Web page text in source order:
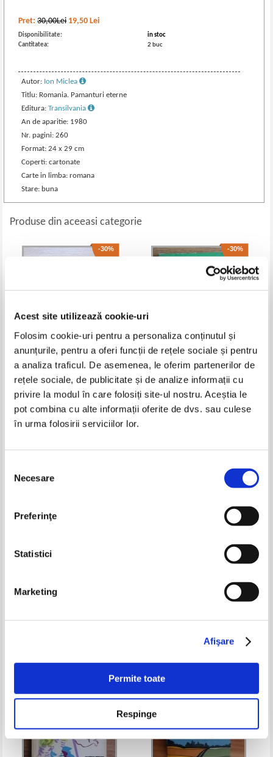
Acest site utilizează cookie-uri
Folosim cookie-uri pentru a personaliza conținutul și
anunțurile, pentru a oferi funcții de rețele sociale și pentru
a analiza traficul. De asemenea, le oferim partenerilor de
rețele sociale, de publicitate și de analize informații cu
privire la modul în care folosiți site-ul nostru. Aceștia le
pot combina cu alte informații oferite de dvs. sau culese
în urma folosirii serviciilor lor.
consimțământului
Necesare
Preferinţe
Statistici
Marketing
Afişare
Permite toate
Respinge
Pret:30,00Lei 19,50 Lei
Disponibilitate:
in stoc
Cantitatea:
2 buc
Autor: Ion Miclea
Titlu: Romania. Pamanturi eterne
Editura:Transilvania
An de aparitie: 1980
Nr. pagini: 260
Format: 24 x 29 cm
Coperti: cartonate
Carte in limba: romana
Stare: buna
Produse din aceeasi categorie
-30%
Constantin Chirila, Anca Alina
Lazar - Proiectii cartografice.
Indrumator de lucrari practice si
proiect
-30%
Victor Dan Zlatescu - Geografie
juridica contemporana
della medicina. Il medico in casa
Adaugă în coș Adaugă în coș